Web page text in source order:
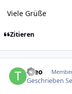
Viele Grüße
Zitieren
theo
Geschrieben